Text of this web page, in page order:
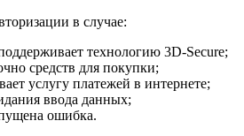
в случае:
технологию 3D-Secure;
средств для покупки;
услугу платежей в интернете;
ввода данных;
ошибка.